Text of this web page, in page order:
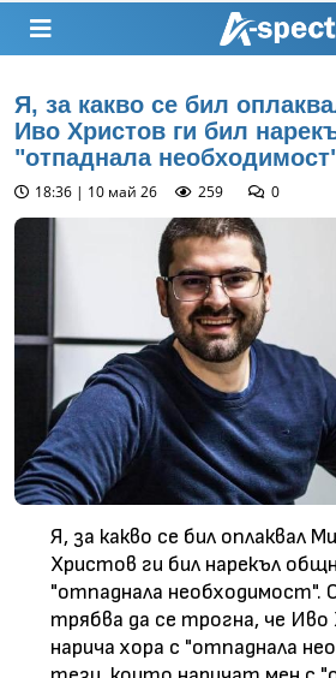
Я, за какво се бил
Иво Христов ги бил
"отпаднала
18:36 | 10 май 26 259 0
Я, за какво се бил оплаквал
Христов ги бил нарекъл
"отпаднала необходимост".
трябва да се трогна, че
нарича хора с "отпаднала